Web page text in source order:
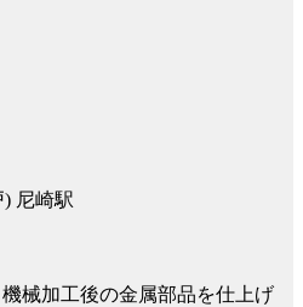
尼崎駅
械加工後の金属部品を仕上げ